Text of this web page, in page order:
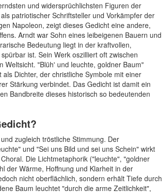
und widersprüchlichsten Figuren der
patriotischer Schriftsteller und Vorkämpfer der
Napoleon, zeigt dieses Gedicht eine andere,
Arndt war Sohn eines leibeigenen Bauern und
Bedeutung liegt in der kraftvollen,
ist. Sein Werk oszilliert oft zwischen
Weltsicht. "Blüh' und leuchte, goldner Baum"
Dichter, der christliche Symbole mit einer
Stärkung verbindet. Das Gedicht ist damit ein
Bandbreite dieses historisch so bedeutenden
zugleich tröstliche Stimmung. Der
und "Sei uns Bild und sei uns Schein" wirkt
Die Lichtmetaphorik ("leuchte", "goldner
der Wärme, Hoffnung und Klarheit in der
nicht oberflächlich, sondern erhält Tiefe durch
Baum leuchtet "durch die arme Zeitlichkeit",